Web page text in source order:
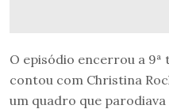
O episódio encerrou a
contou com Christina
um quadro que parodiava